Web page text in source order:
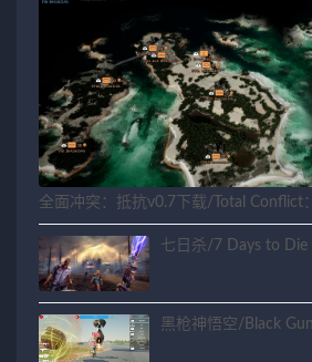
全面冲突：抵抗v0.7下载/Total Conflict
七日杀/7 Days to Die
黑枪神悟空/Black